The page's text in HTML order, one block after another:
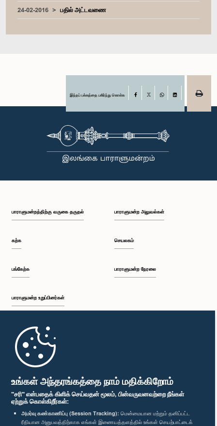
உங்கள் அந்தரங்கத்தை நாம் மதிக்கிறோம்
"சரி" என்பதைக் கிளிக் செய்வதன் மூலம், பின்வருவனவற்றை நீங்கள்
ஏற்றுக் கொள்கிறீர்கள்:
அமர்வு கண்காணிப்பு (Session Tracking): மென்மையான மற்றும் தனிப்பட்ட
ரீதியான அனுபவத்திற்காக எங்கள் இணையத்தளத்தில் உங்கள் செயற்பாட்டைக்
24-02-2016
பதில் அட்டவணை
இந்தப் பக்கத்தை பகிர்ந்து கொள்க Facebook
பாராளுமன்றத்திற்கு வருகை தருதல்
கற்க
பங்கேற்க
பாராளுமன்ற உறுப்பினர்கள்
முதற்பக்கம்
பாராளுமன்ற அலுவல்கள்
செயலகம்
பாராளுமன்ற நேரலை
பாராளுமன்ற கையடக்க செயலி
எம்மை பின்தொடர்க :